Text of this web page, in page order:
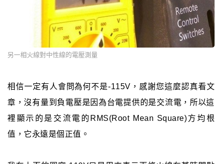
另一相火線對中性線的電壓測量
相信一定有人會問為何不是-115V，感謝您這麼認真看文
章，沒有量到負電壓是因為台電提供的是交流電，所以這
裡顯示的是交流電的RMS(Root Mean Square)方均根
值，它永遠是個正值。